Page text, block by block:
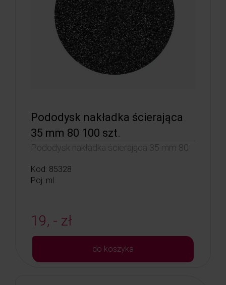
Pododysk nakładka ścierająca
35 mm 80 100 szt.
Pododysk nakładka ścierająca 35 mm 80
Kod: 85328
Poj: ml
19, - zł
do koszyka